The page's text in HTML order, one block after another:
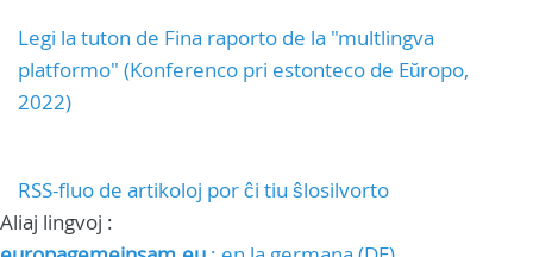
Legi la tuton de Fina raporto de la "multlingva
platformo" (Konferenco pri estonteco de Eŭropo,
2022)
RSS-fluo de artikoloj por ĉi tiu ŝlosilvorto
Aliaj lingvoj :